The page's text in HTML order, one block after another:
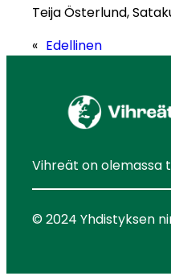
Teija Österlund,
« Edellinen
Vihreät on olemassa
© 2024 Yhdistyksen